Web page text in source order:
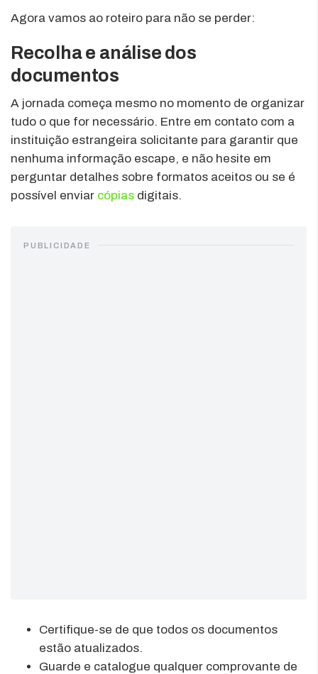
Agora vamos ao roteiro para não se perder:
Recolha e análise dos
documentos
A jornada começa mesmo no momento de organizar
tudo o que for necessário. Entre em contato com a
instituição estrangeira solicitante para garantir que
nenhuma informação escape, e não hesite em
perguntar detalhes sobre formatos aceitos ou se é
possível enviar cópias digitais.
PUBLICIDADE
Certifique-se de que todos os documentos
estão atualizados.
Guarde e catalogue qualquer comprovante de